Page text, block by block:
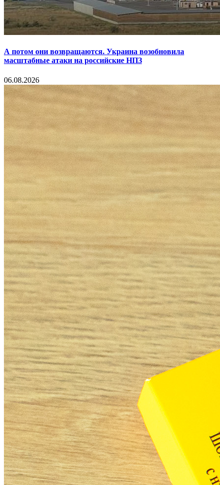
А потом они возвращаются. Украина возобновила
масштабные атаки на российские НПЗ
06.08.2026